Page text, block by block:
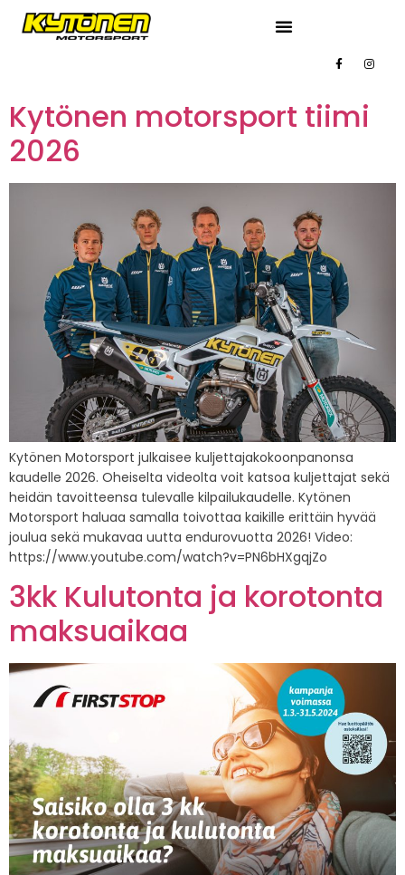
Kytönen motorsport tiimi
2026
Kytönen Motorsport julkaisee kuljettajakokoonpanonsa
kaudelle 2026. Oheiselta videolta voit katsoa kuljettajat sekä
heidän tavoitteensa tulevalle kilpailukaudelle. Kytönen
Motorsport haluaa samalla toivottaa kaikille erittäin hyvää
joulua sekä mukavaa uutta endurovuotta 2026! Video:
https://www.youtube.com/watch?v=PN6bHXgqjZo
3kk Kulutonta ja korotonta
maksuaikaa